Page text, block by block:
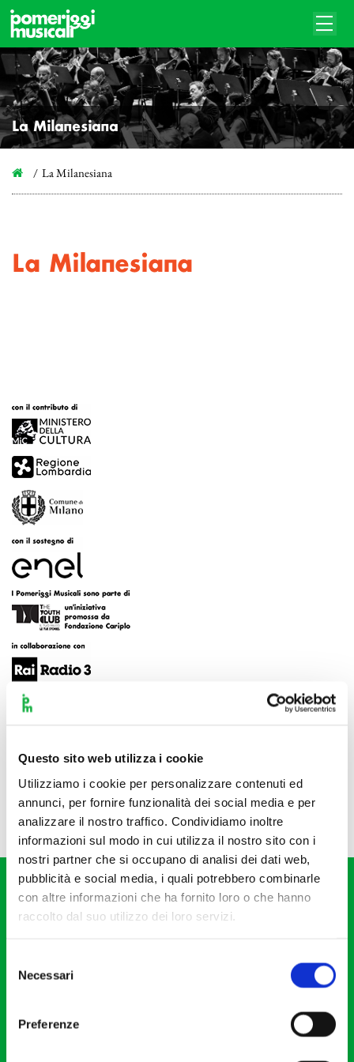
Questo sito web utilizza i cookie
Utilizziamo i cookie per personalizzare contenuti ed
annunci, per fornire funzionalità dei social media e per
analizzare il nostro traffico. Condividiamo inoltre
informazioni sul modo in cui utilizza il nostro sito con i
nostri partner che si occupano di analisi dei dati web,
pubblicità e social media, i quali potrebbero combinarle
con altre informazioni che ha fornito loro o che hanno
raccolto dal suo utilizzo dei loro servizi.
delNecessari
Preferenze
La Milanesiana
La Milanesiana
La Milanesiana
Fondazione I Pomeriggi Musicali
Partita Iva 04410060158